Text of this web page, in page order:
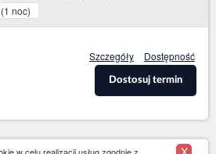
noc)
Szczegóły Dostępność
Dostosuj termin